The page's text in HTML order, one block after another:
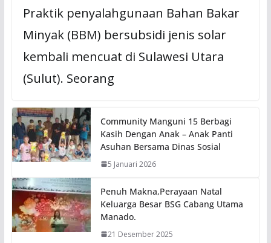
Praktik penyalahgunaan Bahan Bakar
Minyak (BBM) bersubsidi jenis solar
kembali mencuat di Sulawesi Utara
(Sulut). Seorang
Community Manguni 15 Berbagi
Kasih Dengan Anak – Anak Panti
Asuhan Bersama Dinas Sosial
5 Januari 2026
Penuh Makna,Perayaan Natal
Keluarga Besar BSG Cabang Utama
Manado.
21 Desember 2025